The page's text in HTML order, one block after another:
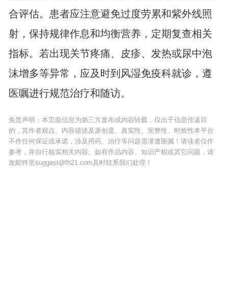
合评估。患者应注意避免过度劳累和紫外线照
射，保持规律作息和均衡营养，定期复查相关
指标。若出现关节疼痛、皮疹、发热或尿中泡
沫增多等异常，应及时到风湿免疫科就诊，遵
医嘱进行规范治疗和随访。
免责声明：本页面信息为第三方发布或内容转载，仅出于信息传递目
的，其作者观点、内容描述及原创度、真实性、完整性、时效性本平台
不作任何保证或承诺，涉及用药、治疗等问题需谨遵医嘱！请读者仅作
参考，并自行核实相关内容。如有作品内容、知识产权或其它问题，请
发邮件至suggest@fh21.com及时联系我们处理！